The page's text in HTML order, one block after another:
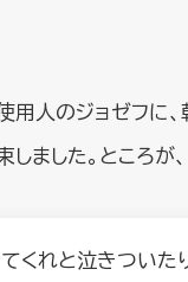
用人のジョゼフに
ました。ところが、
くれと泣きついたり